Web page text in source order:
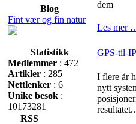
Blog
Fint vær og fin natur
Statistikk
Medlemmer : 472
Artikler : 285
Nettlenker : 6
Unike besøk :
10173281
RSS
dem
Les mer
GPS-til-
I flere år
nytt
resultatet..